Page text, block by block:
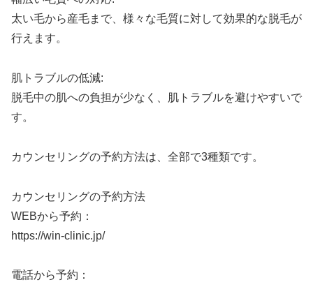
太い毛から産毛まで、様々な毛質に対して効果的な脱毛が
行えます。
肌トラブルの低減:
脱毛中の肌への負担が少なく、肌トラブルを避けやすいで
す。
カウンセリングの予約方法は、全部で3種類です。
カウンセリングの予約方法
WEBから予約：
https://win-clinic.jp/
電話から予約：